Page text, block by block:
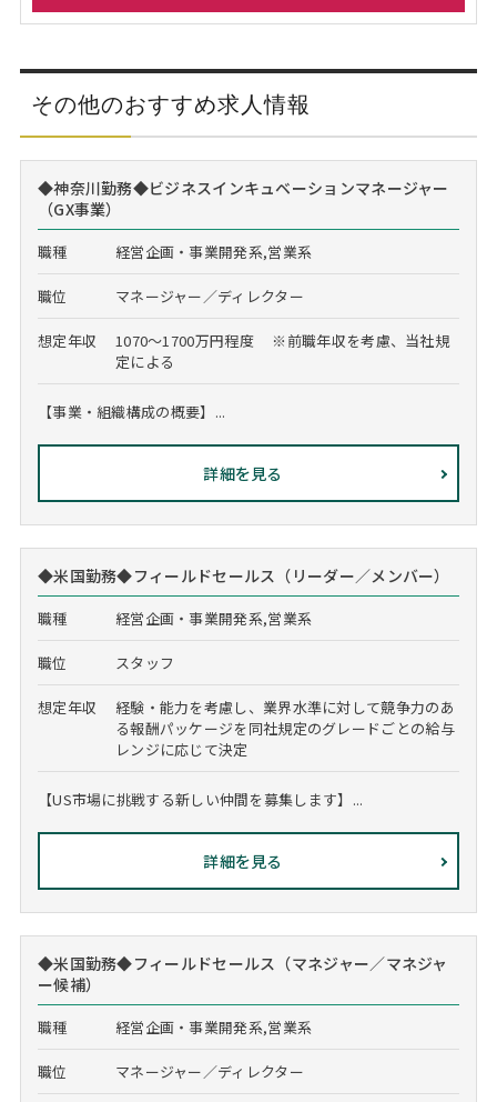
その他のおすすめ求人情報
◆神奈川勤務◆ビジネスインキュベーションマネージャー
（GX事業）
職種 経営企画・事業開発系,営業系
職位 マネージャー／ディレクター
想定年収
1070～1700万円程度 ※前職年収を考慮、当社規
定による
【事業・組織構成の概要】...
詳細を見る
◆米国勤務◆フィールドセールス（リーダー／メンバー）
職種 経営企画・事業開発系,営業系
職位 スタッフ
想定年収
経験・能力を考慮し、業界水準に対して競争力のあ
る報酬パッケージを同社規定のグレードごとの給与
レンジに応じて決定
【US市場に挑戦する新しい仲間を募集します】...
詳細を見る
◆米国勤務◆フィールドセールス（マネジャー／マネジャ
ー候補）
職種 経営企画・事業開発系,営業系
職位 マネージャー／ディレクター